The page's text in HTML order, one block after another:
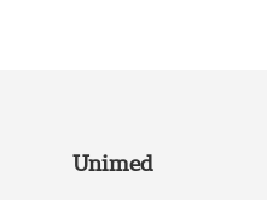
Unimed